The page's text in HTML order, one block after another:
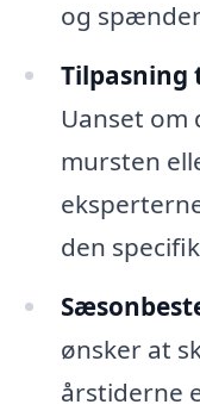
og
Uanset om
mursten
den
ønsker at
årstiderne